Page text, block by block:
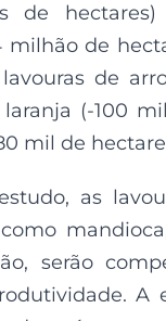
de hectares)
milhão de
de
(-100
mil de
as
serão
A